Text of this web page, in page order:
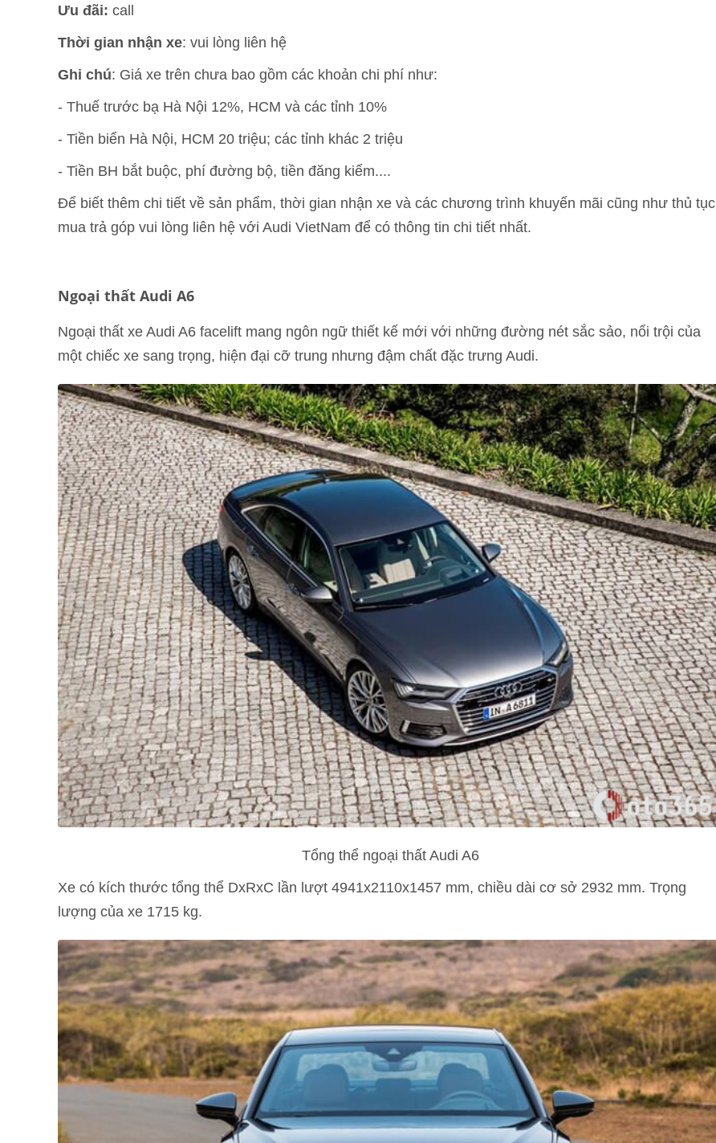
Ưu đãi: call
Thời gian nhận xe: vui lòng liên hệ
Ghi chú: Giá xe trên chưa bao gồm các khoản chi phí như:
- Thuế trước bạ Hà Nội 12%, HCM và các tỉnh 10%
- Tiền biển Hà Nội, HCM 20 triệu; các tỉnh khác 2 triệu
- Tiền BH bắt buộc, phí đường bộ, tiền đăng kiểm....
Để biết thêm chi tiết về sản phẩm, thời gian nhận xe và các chương trình khuyến mãi cũng như thủ tục
mua trả góp vui lòng liên hệ với Audi VietNam để có thông tin chi tiết nhất.
Ngoại thất Audi A6
Ngoại thất xe Audi A6 facelift mang ngôn ngữ thiết kế mới với những đường nét sắc sảo, nổi trội của
một chiếc xe sang trọng, hiện đại cỡ trung nhưng đậm chất đặc trưng Audi.
Tổng thể ngoại thất Audi A6
Xe có kích thước tổng thể DxRxC lần lượt 4941x2110x1457 mm, chiều dài cơ sở 2932 mm. Trọng
lượng của xe 1715 kg.